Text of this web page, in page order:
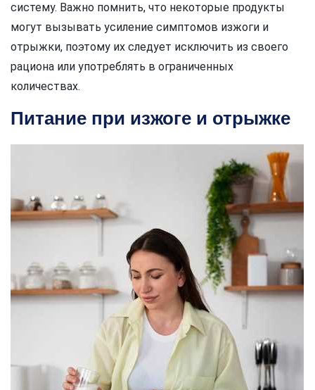
систему. Важно помнить, что некоторые продукты
могут вызывать усиление симптомов изжоги и
отрыжки, поэтому их следует исключить из своего
рациона или употреблять в ограниченных
количествах.
Питание при изжоге и отрыжке